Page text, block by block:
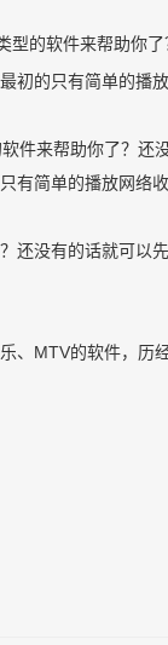
型的软件来帮助你
初的只有简单的播
件来帮助你了？还
有简单的播放网络
还没有的话就可以
、MTV的软件，历